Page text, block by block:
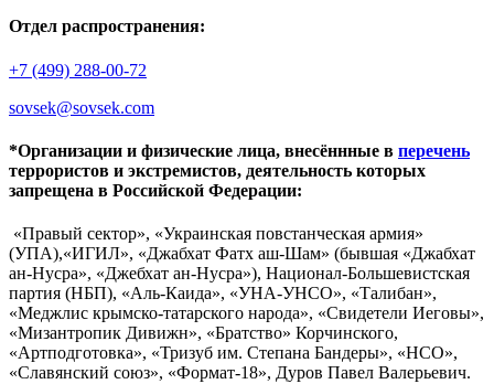
Отдел распространения:
+7 (499) 288-00-72
sovsek@sovsek.com
*Организации и физические лица, внесённные в перечень
террористов и экстремистов, деятельность которых
запрещена в Российской Федерации:
«Правый сектор», «Украинская повстанческая армия»
(УПА),«ИГИЛ», «Джабхат Фатх аш-Шам» (бывшая «Джабхат
ан-Нусра», «Джебхат ан-Нусра»), Национал-Большевистская
партия (НБП), «Аль-Каида», «УНА-УНСО», «Талибан»,
«Меджлис крымско-татарского народа», «Свидетели Иеговы»,
«Мизантропик Дивижн», «Братство» Корчинского,
«Артподготовка», «Тризуб им. Степана Бандеры», «НСО»,
«Славянский союз», «Формат-18», Дуров Павел Валерьевич.